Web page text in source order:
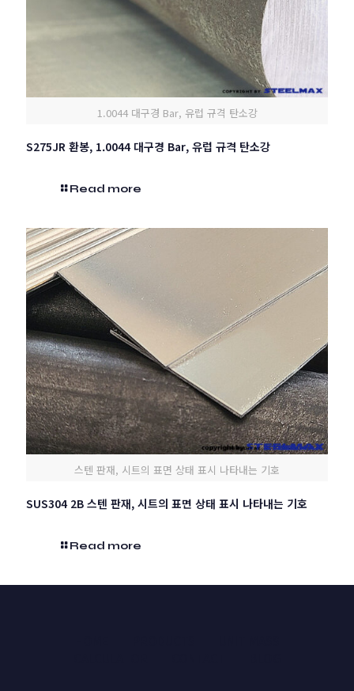
1.0044 대구경 Bar, 유럽 규격 탄소강
S275JR 환봉, 1.0044 대구경 Bar, 유럽 규격 탄소강
Read more
스텐 판재, 시트의 표면 상태 표시 나타내는 기호
SUS304 2B 스텐 판재, 시트의 표면 상태 표시 나타내는 기호
Read more